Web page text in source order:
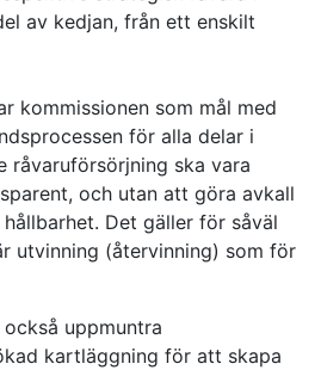
av kedjan, från ett enskilt
kommissionen som mål med
för alla delar i
råvaruförsörjning ska vara
och utan att göra avkall
Det gäller för såväl
utvinning (återvinning) som för
uppmuntra
kartläggning för att skapa